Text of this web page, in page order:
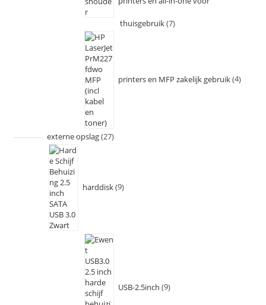
thuisgebruik 7
printers en MFP zakelijk gebruik 4
externe opslag 27
harddisk 9
USB-2.5inch 9